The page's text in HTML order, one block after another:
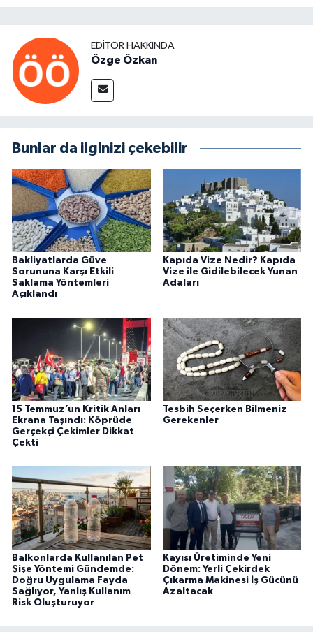
EDITÖR HAKKINDA
Özge Özkan
Bunlar da ilginizi çekebilir
Bakliyatlarda Güve
Sorununa Karşı Etkili
Saklama Yöntemleri
Açıklandı
Kapıda Vize Nedir? Kapıda
Vize ile Gidilebilecek Yunan
Adaları
15 Temmuz’un Kritik Anları
Ekrana Taşındı: Köprüde
Gerçekçi Çekimler Dikkat
Çekti
Tesbih Seçerken Bilmeniz
Gerekenler
Balkonlarda Kullanılan Pet
Şişe Yöntemi Gündemde:
Doğru Uygulama Fayda
Sağlıyor, Yanlış Kullanım
Risk Oluşturuyor
Kayısı Üretiminde Yeni
Dönem: Yerli Çekirdek
Çıkarma Makinesi İş Gücünü
Azaltacak